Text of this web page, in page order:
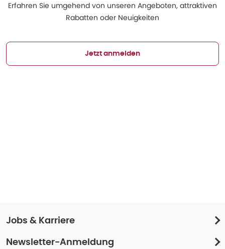
Erfahren Sie umgehend von unseren Angeboten, attraktiven
Rabatten oder Neuigkeiten
Jetzt anmelden
Jobs & Karriere
Newsletter-Anmeldung